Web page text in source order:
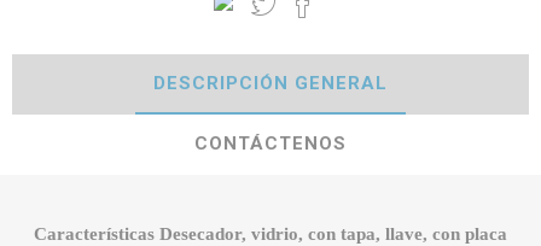
DESCRIPCIÓN GENERAL
CONTÁCTENOS
Características Desecador, vidrio, con tapa, llave, con placa